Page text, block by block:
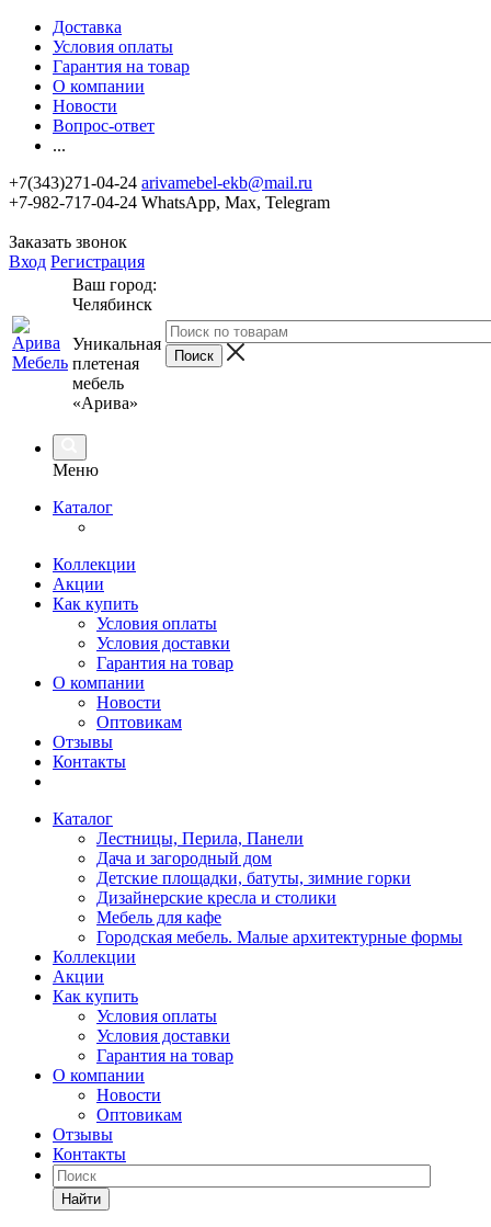
Доставка
Условия оплаты
Гарантия на товар
О компании
Новости
Вопрос-ответ
...
+7(343)271-04-24 arivamebel-ekb@mail.ru
+7-982-717-04-24 WhatsApp, Max, Telegram
Заказать звонок
Вход Регистрация
Ваш город:
Челябинск
Уникальная
плетеная
мебель
«Арива»
Меню
Каталог
Коллекции
Акции
Как купить
Условия оплаты
Условия доставки
Гарантия на товар
О компании
Новости
Оптовикам
Отзывы
Контакты
Каталог
Лестницы, Перила, Панели
Дача и загородный дом
Детские площадки, батуты, зимние горки
Дизайнерские кресла и столики
Мебель для кафе
Городская мебель. Малые архитектурные формы
Коллекции
Акции
Как купить
Условия оплаты
Условия доставки
Гарантия на товар
О компании
Новости
Оптовикам
Отзывы
Контакты
Найти